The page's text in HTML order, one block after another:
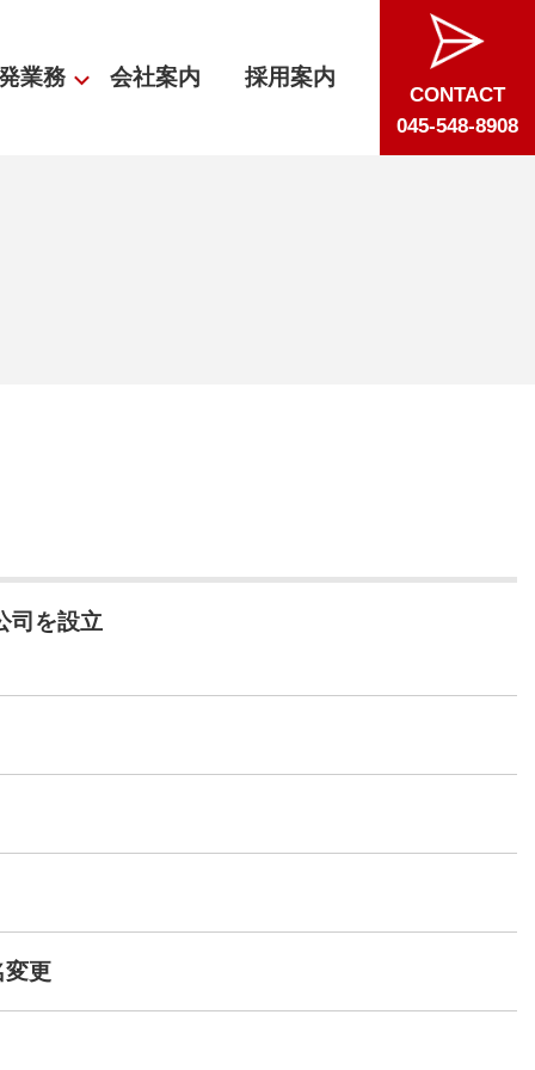
業務 会社案内 採用案内
CONTACT
045-548-8908
司を設立
変更